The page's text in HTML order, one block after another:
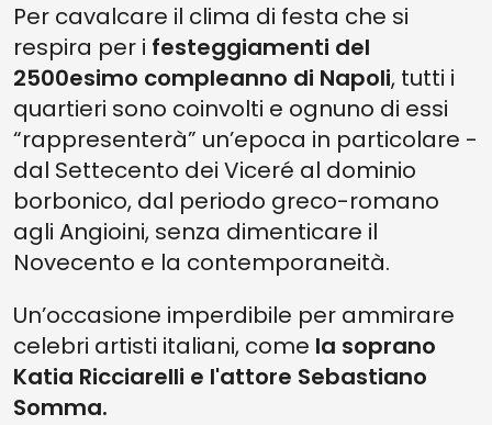
Per cavalcare il clima di festa che si
respira per i festeggiamenti del
2500esimo compleanno di Napoli, tutti i
quartieri sono coinvolti e ognuno di essi
“rappresenterà” un’epoca in particolare -
dal Settecento dei Viceré al dominio
borbonico, dal periodo greco-romano
agli Angioini, senza dimenticare il
Novecento e la contemporaneità.
Un’occasione imperdibile per ammirare
celebri artisti italiani, come la soprano
Katia Ricciarelli e l'attore Sebastiano
Somma.